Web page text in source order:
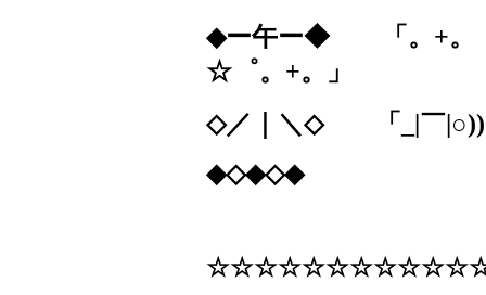
◆ー午ー◆
「。 +。
☆゜。 +。」
◇／｜＼◇
「 _|￣|○))
◆◇◆◇◆